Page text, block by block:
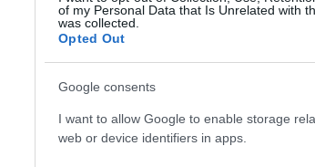
of my Personal Data that Is Unrelated with
was collected.
Opted Out
Google consents
I want to allow Google to enable storage
web or device identifiers in apps.